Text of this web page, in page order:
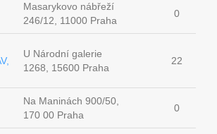
Masarykovo nábřeží
246/12, 11000 Praha
0
U Národní galerie
1268, 15600 Praha
22
Na Maninách 900/50,
170 00 Praha
0